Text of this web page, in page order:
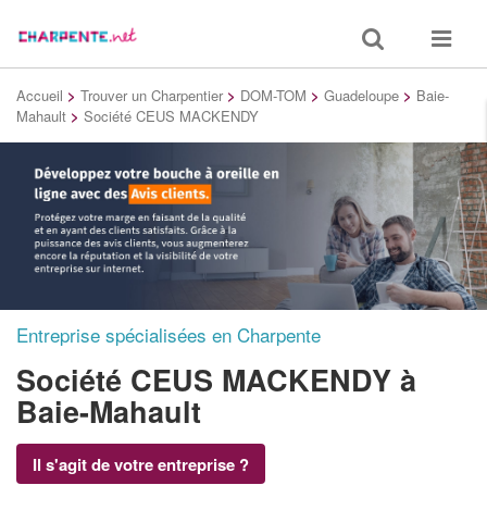
Toggle
search
Toggle
Accueil > Trouver un Charpentier > DOM-TOM > Guadeloupe > Baie-
Mahault > Société CEUS MACKENDY
Entreprise spécialisées en Charpente
Société CEUS MACKENDY à
Baie-Mahault
Il s'agit de votre entreprise ?